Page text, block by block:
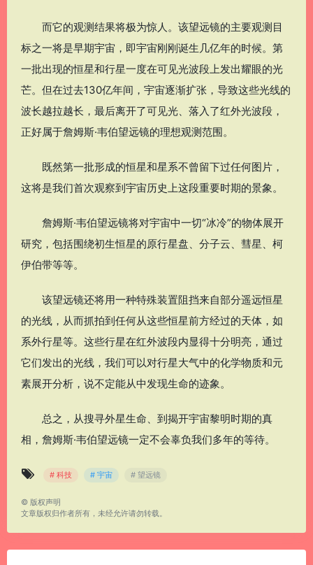
而它的观测结果将极为惊人。该望远镜的主要观测目
标之一将是早期宇宙，即宇宙刚刚诞生几亿年的时候。第
一批出现的恒星和行星一度在可见光波段上发出耀眼的光
芒。但在过去130亿年间，宇宙逐渐扩张，导致这些光线的
波长越拉越长，最后离开了可见光、落入了红外光波段，
正好属于詹姆斯·韦伯望远镜的理想观测范围。
既然第一批形成的恒星和星系不曾留下过任何图片，
这将是我们首次观察到宇宙历史上这段重要时期的景象。
詹姆斯·韦伯望远镜将对宇宙中一切“冰冷”的物体展开
研究，包括围绕初生恒星的原行星盘、分子云、彗星、柯
伊伯带等等。
该望远镜还将用一种特殊装置阻挡来自部分遥远恒星
的光线，从而抓拍到任何从这些恒星前方经过的天体，如
系外行星等。这些行星在红外波段内显得十分明亮，通过
它们发出的光线，我们可以对行星大气中的化学物质和元
素展开分析，说不定能从中发现生命的迹象。
总之，从搜寻外星生命、到揭开宇宙黎明时期的真
相，詹姆斯·韦伯望远镜一定不会辜负我们多年的等待。
# 科技 # 宇宙 # 望远镜
© 版权声明
文章版权归作者所有，未经允许请勿转载。